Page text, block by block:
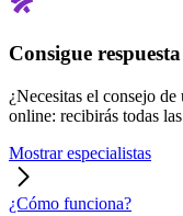
Consigue
¿Necesitas el consejo
online: recibirás todas
Mostrar especialistas
¿Cómo funciona?